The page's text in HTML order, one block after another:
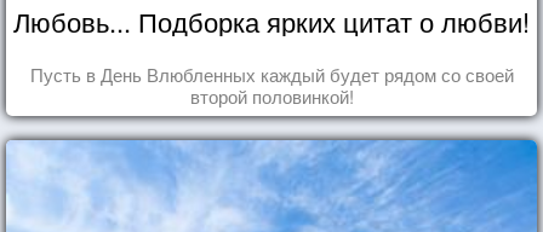
Любовь... Подборка ярких цитат о любви!
Пусть в День Влюбленных каждый будет рядом со своей
второй половинкой!